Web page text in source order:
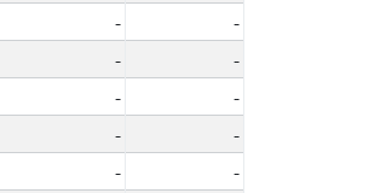
-
-
-
-
-
-
-
-
-
-